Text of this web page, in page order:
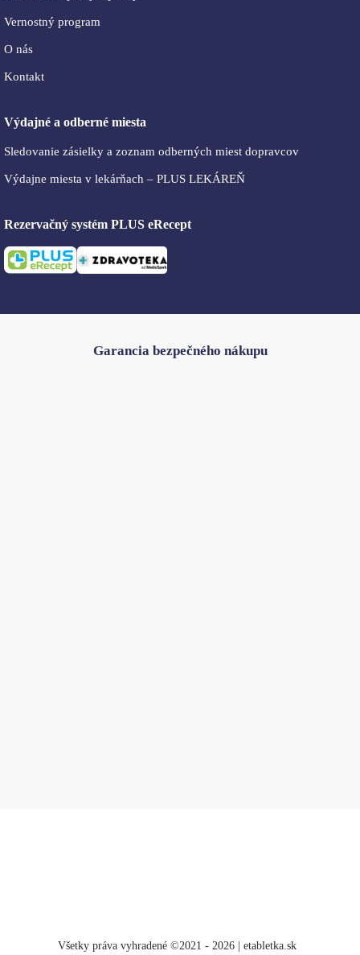
Vernostný program
O nás
Kontakt
Výdajné a odberné miesta
Sledovanie zásielky a zoznam odberných miest dopravcov
Výdajne miesta v lekárňach – PLUS LEKÁREŇ
Rezervačný systém PLUS eRecept
Garancia bezpečného nákupu
Všetky práva vyhradené ©2021 - 2026 | etabletka.sk